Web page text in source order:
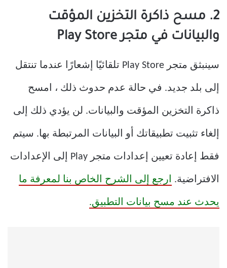
2. مسح ذاكرة التخزين المؤقت
والبيانات في متجر Play Store
سينبثق متجر Play Store تلقائيًا إشعارًا عندما تنتقل
إلى بلد جديد. في حالة عدم حدوث ذلك ، امسح
ذاكرة التخزين المؤقت والبيانات. لن يؤدي ذلك إلى
إلغاء تثبيت تطبيقاتك أو البيانات المرتبطة بها. سيتم
فقط إعادة تعيين إعدادات متجر Play إلى الإعدادات
الافتراضية. ارجع إلى الشرح الخاص بنا لمعرفة ما
يحدث عند مسح بيانات التطبيق.